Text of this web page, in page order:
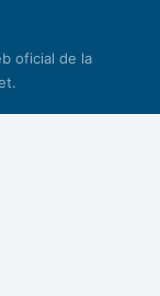
oficial de la